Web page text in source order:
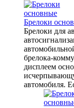
Брелоки
Брелоки для
брелока-
дисплеем
автомобиля.